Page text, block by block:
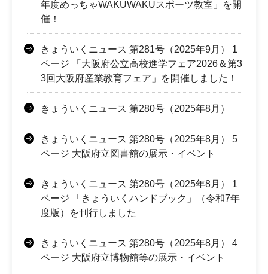
年度めっちゃWAKUWAKUスポーツ教室」を開
催！
きょういくニュース 第281号（2025年9月） 1
ページ 「大阪府公立高校進学フェア2026＆第3
3回大阪府産業教育フェア」を開催しました！
きょういくニュース 第280号（2025年8月）
きょういくニュース 第280号（2025年8月） 5
ページ 大阪府立図書館の展示・イベント
きょういくニュース 第280号（2025年8月） 1
ページ 「きょういくハンドブック」（令和7年
度版）を刊行しました
きょういくニュース 第280号（2025年8月） 4
ページ 大阪府立博物館等の展示・イベント